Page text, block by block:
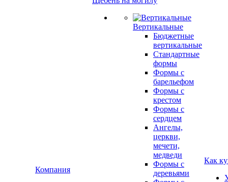
Компания
Вертикальные
Бюджетные
вертикальные
Стандартные
формы
Формы с
барельефом
Формы с
крестом
Формы с
сердцем
Ангелы,
церкви,
мечети,
медведи
Формы с
деревьями
Как